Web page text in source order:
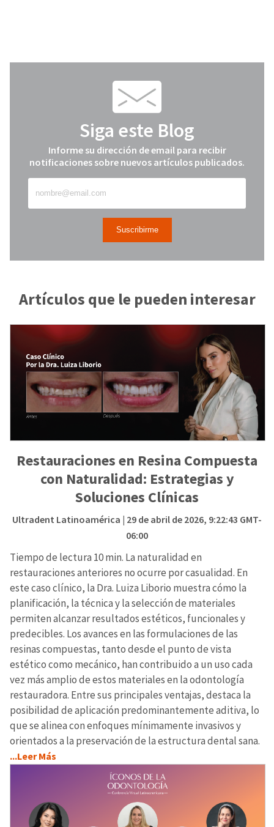
Siga este Blog
Informe su dirección de email para recibir
notificaciones sobre nuevos artículos publicados.
Artículos que le pueden interesar
Restauraciones en Resina Compuesta
con Naturalidad: Estrategias y
Soluciones Clínicas
Ultradent Latinoamérica | 29 de abril de 2026, 9:22:43 GMT-
06:00
Tiempo de lectura 10 min. La naturalidad en
restauraciones anteriores no ocurre por casualidad. En
este caso clínico, la Dra. Luiza Liborio muestra cómo la
planificación, la técnica y la selección de materiales
permiten alcanzar resultados estéticos, funcionales y
predecibles. Los avances en las formulaciones de las
resinas compuestas, tanto desde el punto de vista
estético como mecánico, han contribuido a un uso cada
vez más amplio de estos materiales en la odontología
restauradora. Entre sus principales ventajas, destaca la
posibilidad de aplicación predominantemente aditiva, lo
que se alinea con enfoques mínimamente invasivos y
orientados a la preservación de la estructura dental sana.
...Leer Más